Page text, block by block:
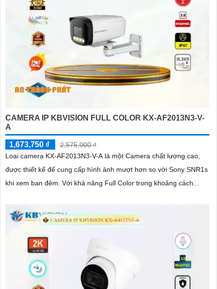
CAMERA IP KBVISION FULL COLOR KX-AF2013N3-V-
A
1,673,750 ₫
2,575,000 ₫
Loại camera KX-AF2013N3-V-A là một Camera chất lượng cao,
được thiết kế để cung cấp hình ảnh mượt hơn so với Sony SNR1s
khi xem ban đêm. Với khả năng Full Color trong khoảng cách...